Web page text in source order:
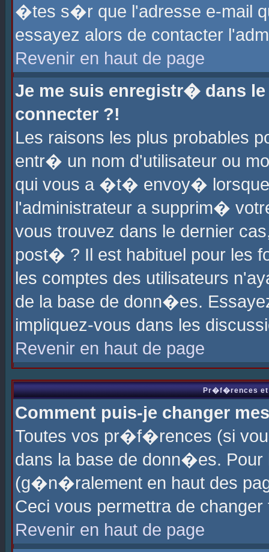
�tes s�r que l'adresse e-mail
essayez alors de contacter
Revenir en haut de page
Je me suis enregistr� dans
connecter ?!
Les raisons les plus probables
entr� un nom d'utilisateur ou
qui vous a �t� envoy�
l'administrateur a supprim�
vous trouvez dans le dernier
post� ? Il est habituel pour les
les comptes des utilisateurs
de la base de donn�es.
impliquez-vous dans les
Revenir en haut de page
Pr�f�rences et
Comment puis-je changer
Toutes vos pr�f�rences (si
dans la base de donn�es.
(g�n�ralement en haut des
Ceci vous permettra de
Revenir en haut de page